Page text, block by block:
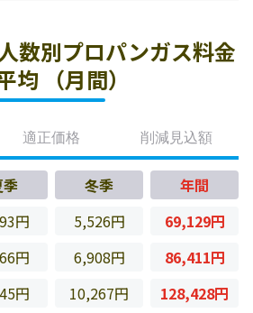
数別プロパンガス料金
均 （月間）
適正価格 削減見込額
季 冬季
年間
円 5,526円
69,129円
円 6,908円
86,411円
円 10,267円
128,428円